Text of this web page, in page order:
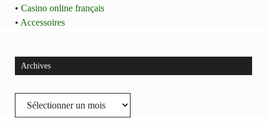
• Casino online français
• Accessoires
Archives
Archives